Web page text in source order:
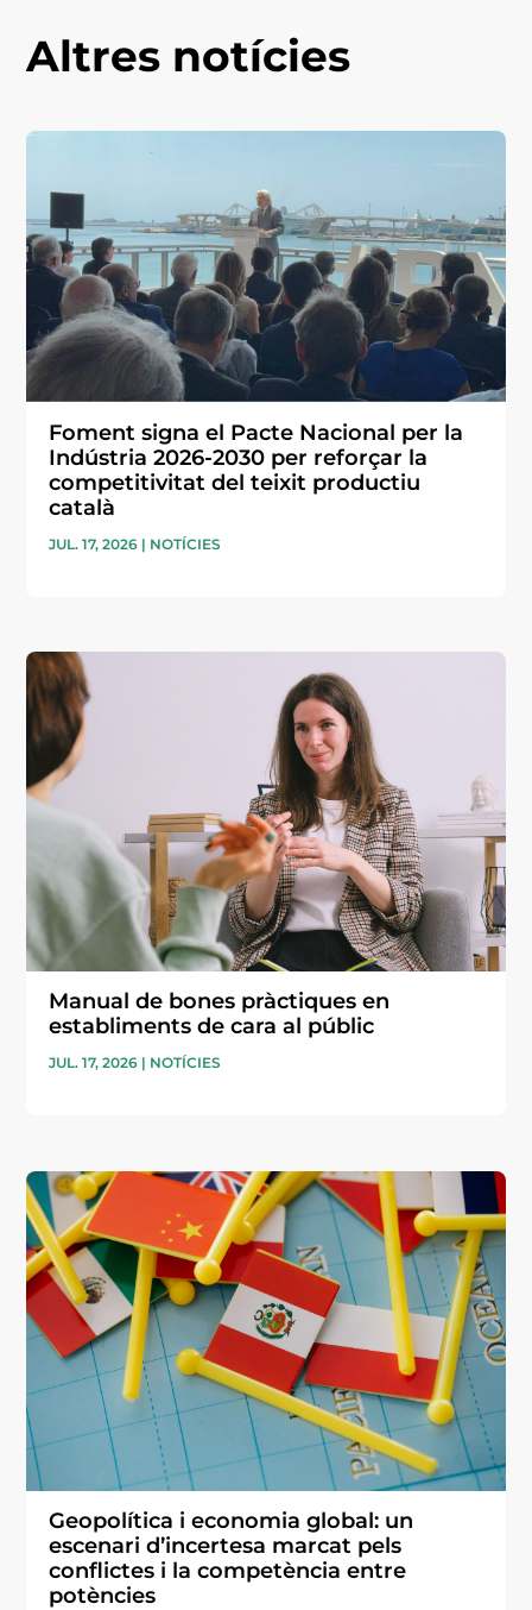
Altres notícies
Foment signa el Pacte Nacional per la
Indústria 2026-2030 per reforçar la
competitivitat del teixit productiu
català
JUL. 17, 2026 | NOTÍCIES
Manual de bones pràctiques en
establiments de cara al públic
JUL. 17, 2026 | NOTÍCIES
Geopolítica i economia global: un
escenari d’incertesa marcat pels
conflictes i la competència entre
potències